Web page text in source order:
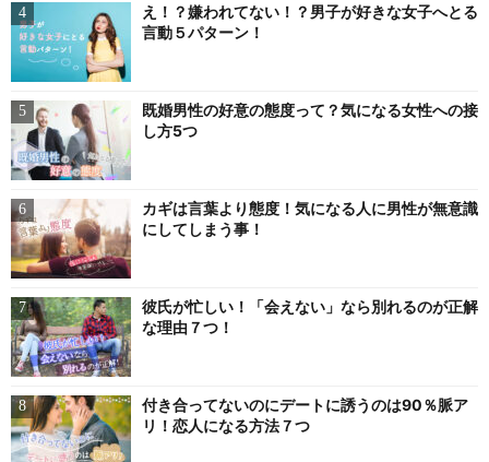
え！？嫌われてない！？男子が好きな女子へとる
言動５パターン！
既婚男性の好意の態度って？気になる女性への接
し方5つ
カギは言葉より態度！気になる人に男性が無意識
にしてしまう事！
彼氏が忙しい！「会えない」なら別れるのが正解
な理由７つ！
付き合ってないのにデートに誘うのは90％脈ア
リ！恋人になる方法７つ